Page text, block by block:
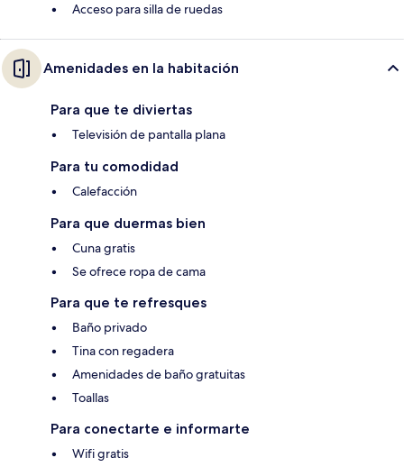
Acceso para silla de ruedas
Amenidades en la habitación
Para que te diviertas
Televisión de pantalla plana
Para tu comodidad
Calefacción
Para que duermas bien
Cuna gratis
Se ofrece ropa de cama
Para que te refresques
Baño privado
Tina con regadera
Amenidades de baño gratuitas
Toallas
Para conectarte e informarte
Wifi gratis